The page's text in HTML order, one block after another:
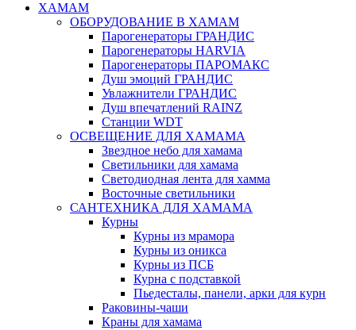
ХАМАМ
ОБОРУДОВАНИЕ В ХАМАМ
Парогенераторы ГРАНДИС
Парогенераторы HARVIA
Парогенераторы ПАРОМАКС
Душ эмоций ГРАНДИС
Увлажнители ГРАНДИС
Душ впечатлений RAINZ
Станции WDT
ОСВЕЩЕНИЕ ДЛЯ ХАМАМА
Звездное небо для хамама
Светильники для хамама
Светодиодная лента для хамма
Восточные светильники
САНТЕХНИКА ДЛЯ ХАМАМА
Курны
Курны из мрамора
Курны из оникса
Курны из ПСБ
Курна с подставкой
Пьедесталы, панели, арки для курн
Раковины-чаши
Краны для хамама